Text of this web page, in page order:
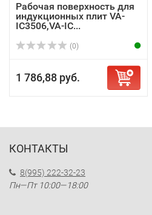
Рабочая поверхность для
индукционных плит VA-
IC3506,VA-IC...
(0)
1 786,88 руб.
КОНТАКТЫ
8(995) 222-32-23
Пн—Пт 10:00—18:00